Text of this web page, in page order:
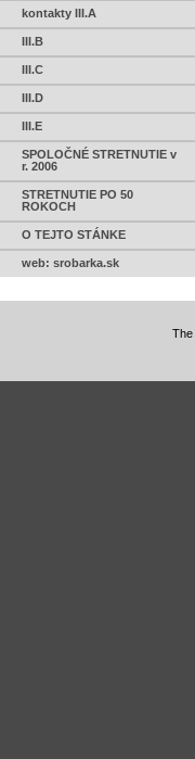
kontakty III.A
III.B
III.C
III.D
III.E
SPOLOČNÉ STRETNUTIE v
r. 2006
STRETNUTIE PO 50
ROKOCH
O TEJTO STÁNKE
web: srobarka.sk
The